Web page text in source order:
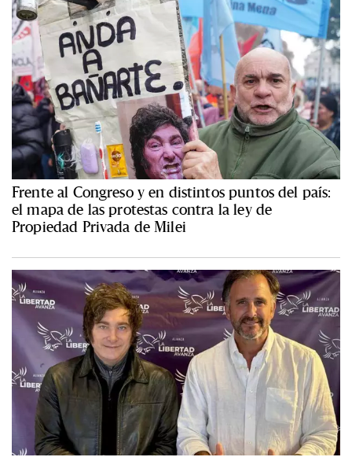
Frente al Congreso y en distintos puntos del país:
el mapa de las protestas contra la ley de
Propiedad Privada de Milei